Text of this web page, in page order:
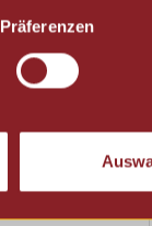
Präferenzen